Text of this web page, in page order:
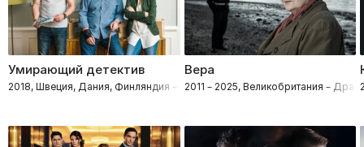
Умирающий детектив
2018, Швеция, Дания, Финляндия – Драмы, Криминал, Детективы
Вера
2011 – 2025, Великобритания –